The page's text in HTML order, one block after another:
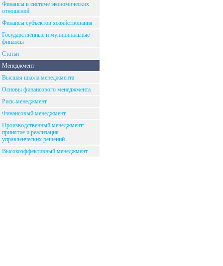
Финансы в системе экономических
отношений
Финансы субъектов хозяйствования
Государственные и муниципальные
финансы
Статьи
Менеджмент
Высшая школа менеджмента
Основы финансового менеджмента
Риск-менеджмент
Финансовый менеджмент
Производственный менеджмент:
принятие и реализация
управленческих решений
Высокоэффективный менеджмент